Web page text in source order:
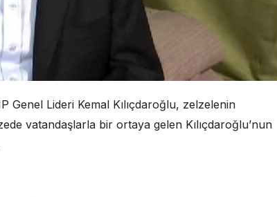
Genel Lideri Kemal Kılıçdaroğlu, zelzelenin
vatandaşlarla bir ortaya gelen Kılıçdaroğlu’nun